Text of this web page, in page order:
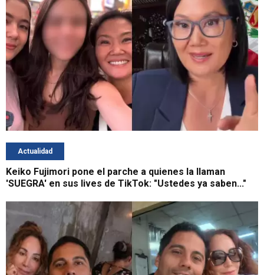
Actualidad
Keiko Fujimori pone el parche a quienes la llaman
'SUEGRA' en sus lives de TikTok: "Ustedes ya saben..."